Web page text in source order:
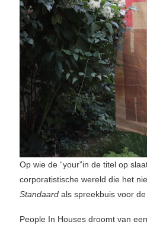
Op wie de “your”in de titel op
corporatistische wereld die het
Standaard als spreekbuis voor
People In Houses droomt van